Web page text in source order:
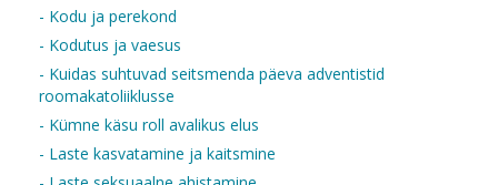
- Kodu ja perekond
- Kodutus ja vaesus
- Kuidas suhtuvad seitsmenda päeva adventistid
roomakatoliiklusse
- Kümne käsu roll avalikus elus
- Laste kasvatamine ja kaitsmine